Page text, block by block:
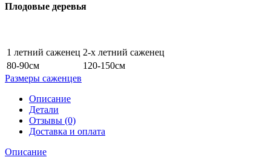
Плодовые деревья
1 летний саженец 2-х летний саженец
80-90см
120-150см
Размеры саженцев
Описание
Детали
Отзывы (0)
Доставка и оплата
Описание